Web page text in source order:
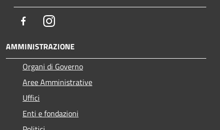
FacebookInstagram
AMMINISTRAZIONE
Organi di Governo
Aree Amministrative
Uffici
Enti e fondazioni